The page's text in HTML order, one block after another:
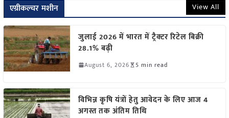
एग्रीकल्चर मशीन View All
जुलाई 2026 में भारत में ट्रैक्टर रिटेल बिक्री
28.1% बढ़ी
August 6, 2026 5 min read
विभिन्न कृषि यंत्रों हेतु आवेदन के लिए आज 4
अगस्त तक अंतिम तिथि